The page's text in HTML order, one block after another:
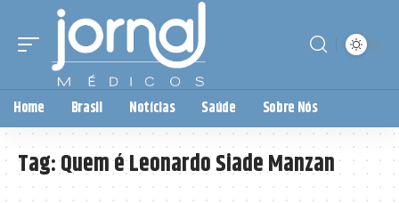
Home Brasil Notícias Saúde Sobre Nós
Tag:Quem é Leonardo Siade Manzan